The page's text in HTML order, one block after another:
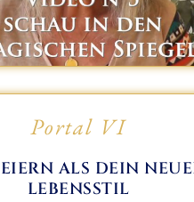
Portal VI
ALS DEIN
LEBENSSTIL